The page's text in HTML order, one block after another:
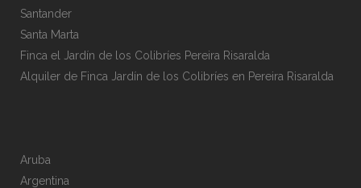
Santander
Santa Marta
Finca el Jardín de los Colibríes Pereira Risaralda
Alquiler de Finca Jardín de los Colibríes en Pereira Risaralda
Aruba
Argentina